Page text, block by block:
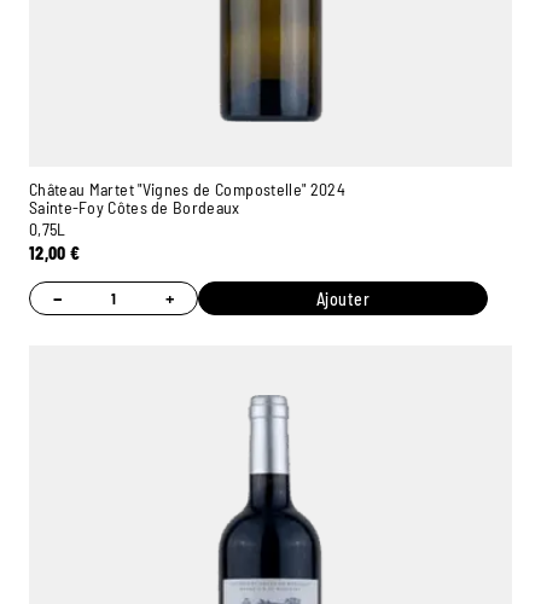
Château Martet "Vignes de Compostelle" 2024
Sainte-Foy Côtes de Bordeaux
0,75L
12,00€
− + Ajouter